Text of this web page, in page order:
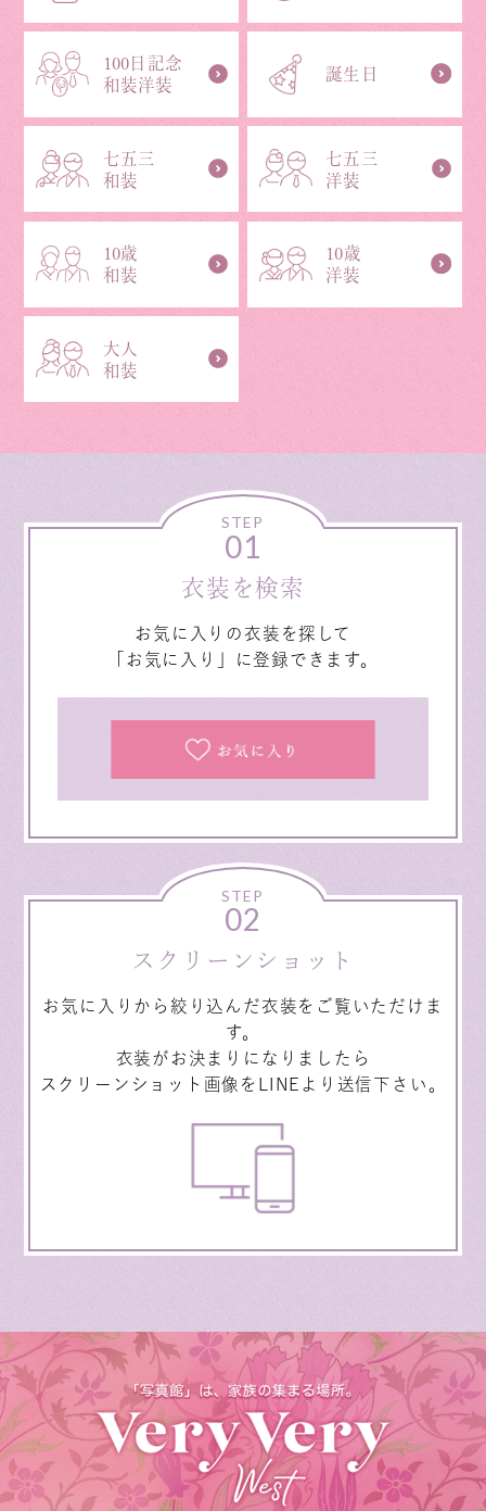
100日記念
和装洋装
誕生日
七五三
和装
七五三
洋装
10歳
和装
10歳
洋装
大人
和装
STEP
01
衣装を検索
お気に入りの衣装を探して
「お気に入り」に登録できます。
STEP
02
スクリーンショット
お気に入りから絞り込んだ衣装をご覧いただけま
す。
衣装がお決まりになりましたら
スクリーンショット画像をLINEより送信下さい。